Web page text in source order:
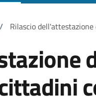
/ Rilascio